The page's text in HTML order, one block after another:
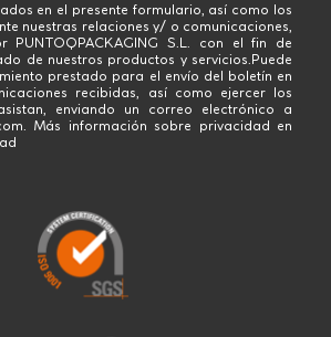
en el presente formulario, así como los
nuestras relaciones y/ o comunicaciones,
PUNTOQPACKAGING S.L. con el fin de
de nuestros productos y servicios.Puede
prestado para el envío del boletín en
recibidas, así como ejercer los
enviando un correo electrónico a
Más información sobre privacidad en